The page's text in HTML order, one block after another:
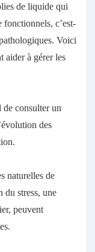
de liquide qui
fonctionnels, c’est-
Voici
aider à gérer les
de consulter un
des
naturelles de
du stress, une
peuvent